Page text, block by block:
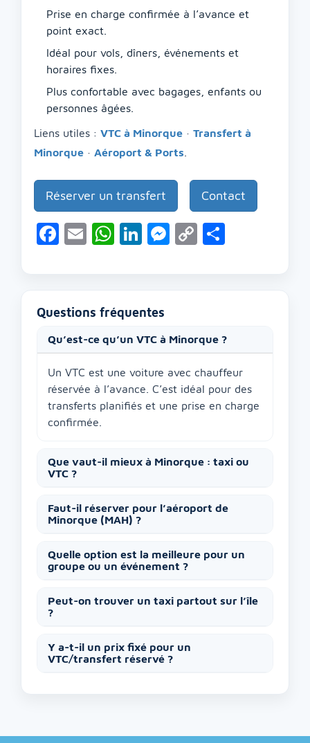
Prise en charge confirmée à l’avance et
point exact.
Idéal pour vols, dîners, événements et
horaires fixes.
Plus confortable avec bagages, enfants ou
personnes âgées.
Liens utiles : VTC à Minorque · Transfert à
Minorque · Aéroport & Ports
Réserver un transfert Contact
Facebook
EmailWhatsApp
LinkedIn
Messenger
Copy
Questions fréquentes
Qu’est-ce qu’un VTC à Minorque ?
Un VTC est une voiture avec chauffeur
réservée à l’avance. C’est idéal pour des
transferts planifiés et une prise en charge
confirmée.
Que vaut-il mieux à Minorque : taxi ou
VTC ?
Faut-il réserver pour l’aéroport de
Minorque (MAH) ?
Quelle option est la meilleure pour un
groupe ou un événement ?
Peut-on trouver un taxi partout sur l’île
?
Y a-t-il un prix fixé pour un
VTC/transfert réservé ?